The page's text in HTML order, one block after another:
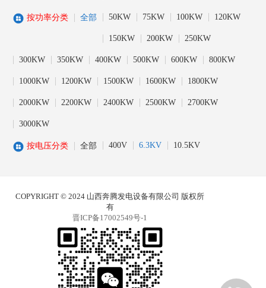
按功率分类 全部 50KW 75KW 100KW 120KW
150KW 200KW 250KW
300KW 350KW 400KW 500KW 600KW 800KW
1000KW 1200KW 1500KW 1600KW 1800KW
2000KW 2200KW 2400KW 2500KW 2700KW
3000KW
按电压分类 全部 400V 6.3KV 10.5KV
COPYRIGHT © 2024 山西奔腾发电设备有限公司 版权所
有
晋ICP备17002549号-1